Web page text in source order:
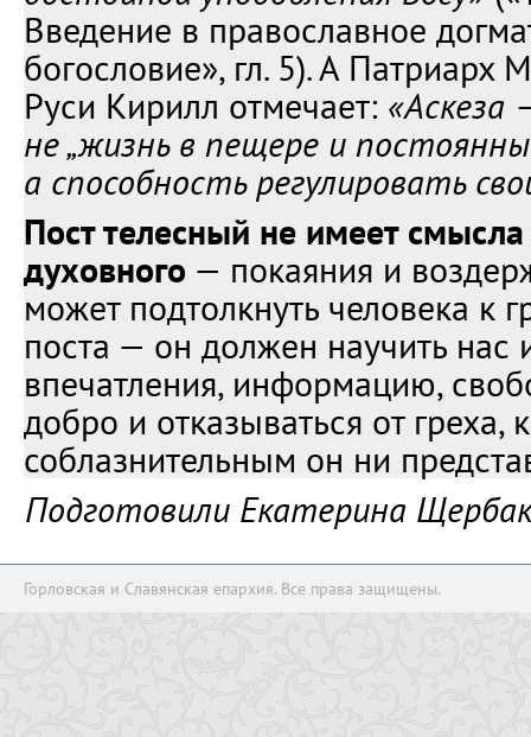
Введение в православное
богословие», гл. 5). А Патриарх
Руси Кирилл отмечает: «Аскеза
не „жизнь в пещере и
а способность регулировать
Пост телесный не имеет смысла
духовного — покаяния и
может подтолкнуть человека к
поста — он должен научить нас
впечатления, информацию,
добро и отказываться от греха,
соблазнительным он ни
Подготовили Екатерина
Горловская и Славянская епархия. Все права защищены.